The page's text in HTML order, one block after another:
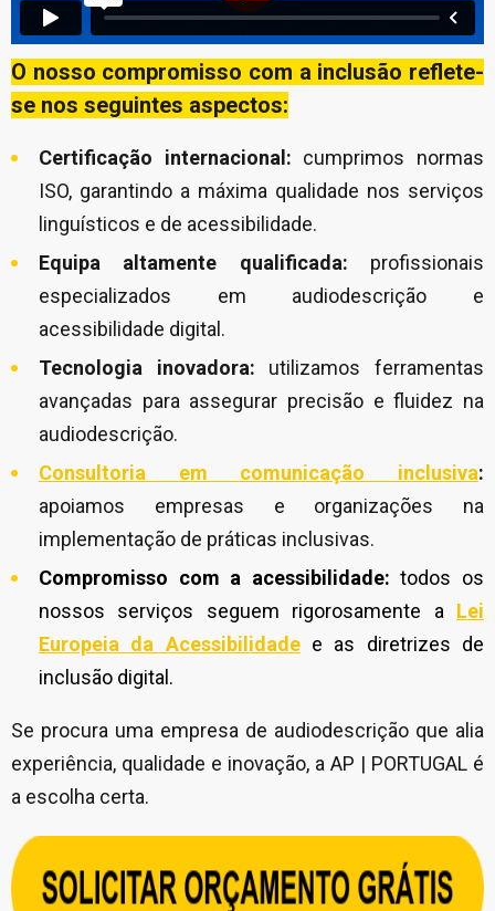
O nosso compromisso com a inclusão reflete-
se nos seguintes aspectos:
Certificação internacional: cumprimos normas
ISO, garantindo a máxima qualidade nos serviços
linguísticos e de acessibilidade.
Equipa altamente qualificada: profissionais
especializados em audiodescrição e
acessibilidade digital.
Tecnologia inovadora: utilizamos ferramentas
avançadas para assegurar precisão e fluidez na
audiodescrição.
Consultoria em comunicação inclusiva:
apoiamos empresas e organizações na
implementação de práticas inclusivas.
Compromisso com a acessibilidade: todos os
nossos serviços seguem rigorosamente a Lei
Europeia da Acessibilidadee as diretrizes de
inclusão digital.
Se procura uma empresa de audiodescrição que alia
experiência, qualidade e inovação, a AP | PORTUGAL é
a escolha certa.